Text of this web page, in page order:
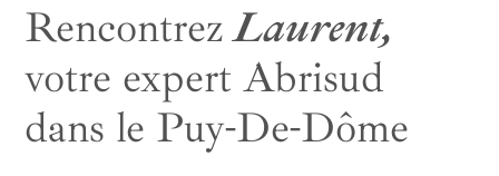
RencontrezLaurent,
votre expert Abrisud
dans le Puy-De-Dôme